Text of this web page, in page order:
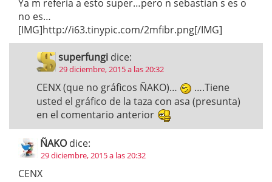
Ya m refería a esto super…pero n sebastian s es o
no es…
[IMG]http://i63.tinypic.com/2mfibr.png[/IMG]
superfungi dice:
29 diciembre, 2015 a las 20:32
CENX (que no gráficos ÑAKO)…
….Tiene
usted el gráfico de la taza con asa (presunta)
en el comentario anterior
ÑAKO dice:
29 diciembre, 2015 a las 20:32
CENX